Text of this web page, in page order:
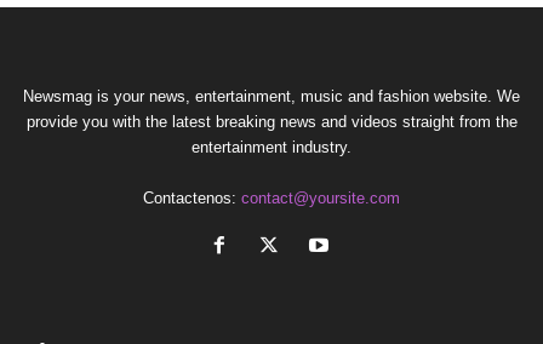
Newsmag is your news, entertainment, music and fashion website. We
provide you with the latest breaking news and videos straight from the
entertainment industry.
Contactenos: contact@yoursite.com